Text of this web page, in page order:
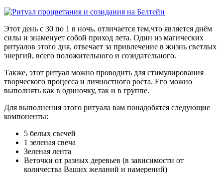
Этот день с 30 по 1 в ночь, отличается тем,что является днём
силы и знаменует собой приход лета. Один из магических
ритуалов этого дня, отвечает за привлечение в жизнь светлых
энергий, всего положительного и созидательного.
Также, этот ритуал можно проводить для стимулирования
творческого процесса и личностного роста. Его можно
выполнять как в одиночку, так и в группе.
Для выполнения этого ритуала вам понадобятся следующие
компоненты:
5 белых свечей
1 зеленая свеча
Зеленая лента
Веточки от разных деревьев (в зависимости от
количества Ваших желаний и намерений)